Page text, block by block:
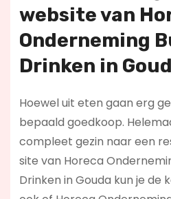
website van
Onderneming
Drinken in
Hoewel uit eten gaan erg
bepaald goedkoop.
compleet gezin naar een
site van Horeca
Drinken in Gouda kun je de